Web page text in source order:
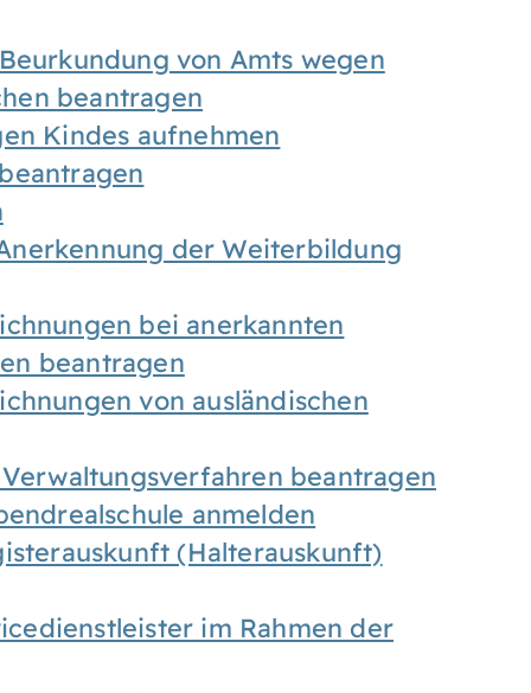
von Amts wegen
beantragen
Kindes aufnehmen
der Weiterbildung
bei anerkannten
beantragen
von ausländischen
beantragen
anmelden
(Halterauskunft)
im Rahmen der